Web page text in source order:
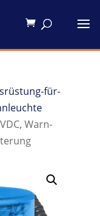
für-
Warn-